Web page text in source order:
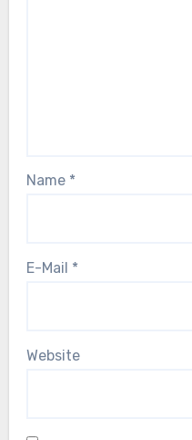
Name *
E-Mail *
Website